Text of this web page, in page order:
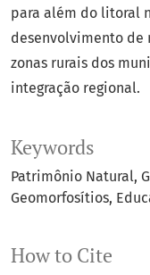
Keywords
Patrimônio Natural
Geomorfosítios
How to Cite
para além do litoral
desenvolvimento de
zonas rurais dos
integração regional.